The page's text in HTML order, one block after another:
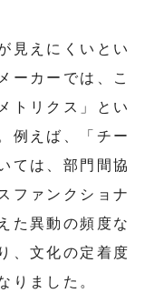
見えにくいとい
ーカーでは、こ
トリクス」とい
例えば、「チー
ては、部門間協
ファンクショナ
た異動の頻度な
、文化の定着度
りました。